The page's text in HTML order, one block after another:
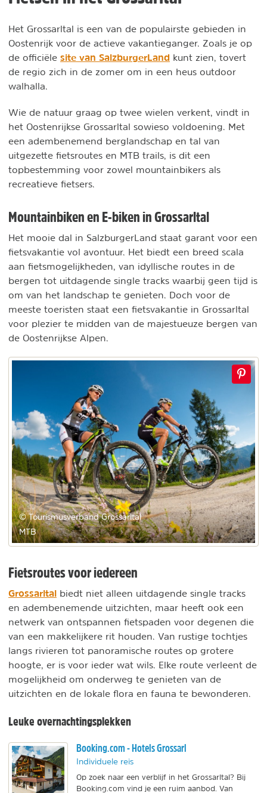
Het Grossarltal is een van de populairste gebieden in
Oostenrijk voor de actieve vakantieganger. Zoals je op
de officiële site van SalzburgerLand kunt zien, tovert
de regio zich in de zomer om in een heus outdoor
walhalla.
Wie de natuur graag op twee wielen verkent, vindt in
het Oostenrijkse Grossarltal sowieso voldoening. Met
een adembenemend berglandschap en tal van
uitgezette fietsroutes en MTB trails, is dit een
topbestemming voor zowel mountainbikers als
recreatieve fietsers.
Mountainbiken en E-biken in Grossarltal
Het mooie dal in SalzburgerLand staat garant voor een
fietsvakantie vol avontuur. Het biedt een breed scala
aan fietsmogelijkheden, van idyllische routes in de
bergen tot uitdagende single tracks waarbij geen tijd is
om van het landschap te genieten. Doch voor de
meeste toeristen staat een fietsvakantie in Grossarltal
voor plezier te midden van de majestueuze bergen van
de Oostenrijkse Alpen.
© Tourismusverband Grossarltal
MTB
Fietsroutes voor iedereen
Grossarltal biedt niet alleen uitdagende single tracks
en adembenemende uitzichten, maar heeft ook een
netwerk van ontspannen fietspaden voor degenen die
van een makkelijkere rit houden. Van rustige tochtjes
langs rivieren tot panoramische routes op grotere
hoogte, er is voor ieder wat wils. Elke route verleent de
mogelijkheid om onderweg te genieten van de
uitzichten en de lokale flora en fauna te bewonderen.
Leuke overnachtingsplekken
Booking.com - Hotels Grossarl
Individuele reis
Op zoek naar een verblijf in het Grossarltal? Bij
Booking.com vind je een ruim aanbod. Van